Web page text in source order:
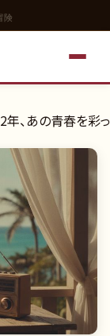
険
年、あの青春を彩